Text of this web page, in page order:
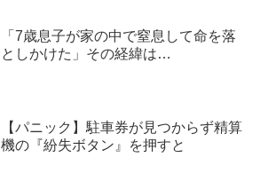
「7歳息子が家の中で窒息して命を落
としかけた」その経緯は…
【パニック】駐車券が見つからず精算
機の『紛失ボタン』を押すと